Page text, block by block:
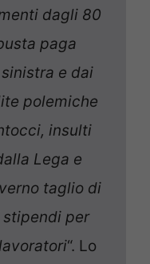
dagli 80
paga
e dai
polemiche
insulti
Lega e
taglio di
stipendi per
“. Lo